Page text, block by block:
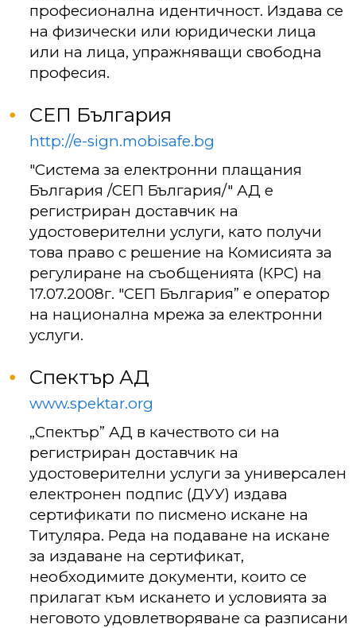
професионална идентичност. Издава се
на физически или юридически лица
или на лица, упражняващи свободна
професия.
СЕП България
http://e-sign.mobisafe.bg
"Система за електронни плащания
България /СЕП България/" АД е
регистриран доставчик на
удостоверителни услуги, като получи
това право с решение на Комисията за
регулиране на съобщенията (КРС) на
17.07.2008г. "СЕП България” е оператор
на национална мрежа за електронни
услуги.
Спектър АД
www.spektar.org
„Спектър” АД в качеството си на
регистриран доставчик на
удостоверителни услуги за универсален
електронен подпис (ДУУ) издава
сертификати по писмено искане на
Титуляра. Реда на подаване на искане
за издаване на сертификат,
необходимите документи, които се
прилагат към искането и условията за
неговото удовлетворяване са разписани